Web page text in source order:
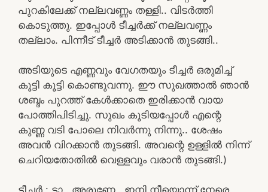
പുറകിലേക്ക് നല്ലവണ്ണം തള്ളി.. വിടർത്തി
കൊടുത്തു. ഇപ്പോൾ ടീച്ചർക്ക് നല്ലവണ്ണം
തല്ലാം. പിന്നീട് ടീച്ചർ അടിക്കാൻ തുടങ്ങി..
അടിയുടെ എണ്ണവും വേഗതയും ടീച്ചർ ഒരുമിച്ച്
കൂട്ടി കൂട്ടി കൊണ്ടുവന്നു. ഈ സുഖത്താൽ ഞാൻ
ശബ്ദം പുറത്ത് കേൾക്കാതെ ഇരിക്കാൻ വായ
പോത്തിപിടിച്ചു. സുഖം കൂടിയപ്പോൾ എന്റെ
കുണ്ണ വടി പോലെ നിവർന്നു നിന്നു.. ശേഷം
അവൻ വിറക്കാൻ തുടങ്ങി. അവന്റെ ഉള്ളിൽ നിന്ന്
ചെറിയതോതിൽ വെള്ളവും വരാൻ തുടങ്ങി.)
ടീച്ചർ : ടാ.. അരുണേ.. ഇനി നീയൊന്ന് നേരെ